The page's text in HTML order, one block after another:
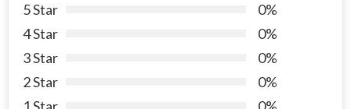
5 Star
0%
4 Star
0%
3 Star
0%
2 Star
0%